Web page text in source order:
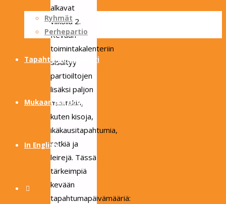
Ryhmät
Perhepartio
Tapahtumakalenteri
Mukaan partioon
In English
Search
alkavat
viikolla 2.
Kevään
toimintakalenteriin
sisältyy
partioiltojen
lisäksi paljon
muutakin,
kuten kisoja,
ikäkausitapahtumia,
retkiä ja
leirejä. Tässä
tärkeimpiä
kevään
tapahtumapäivämääriä: